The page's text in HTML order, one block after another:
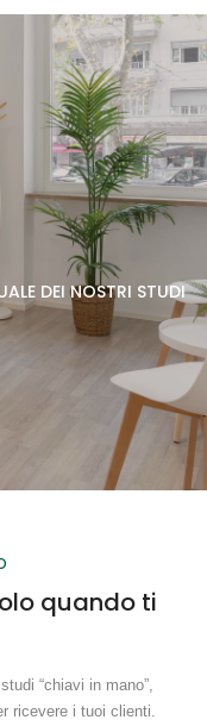
DEI NOSTRI STUDI
quando ti
“chiavi in mano”,
ricevere i tuoi clienti.